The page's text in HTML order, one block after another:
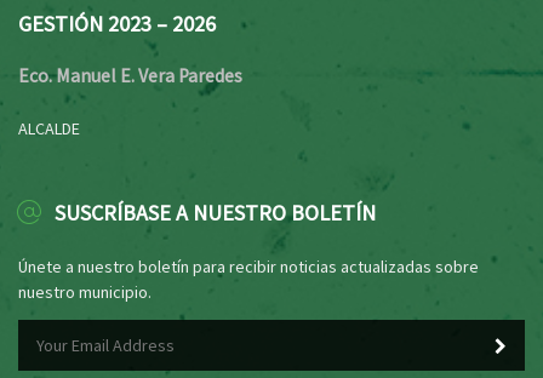
GESTIÓN 2023 – 2026
Eco. Manuel E. Vera Paredes
ALCALDE
SUSCRÍBASE A NUESTRO BOLETÍN
Únete a nuestro boletín para recibir noticias actualizadas sobre
nuestro municipio.